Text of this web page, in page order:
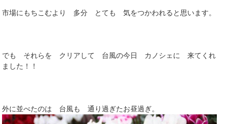
市場にもちこむより 多分 とても 気をつかわれると思います。
でも それらを クリアして 台風の今日 カノシェに 来てくれ
ました！！
外に並べたのは 台風も 通り過ぎたお昼過ぎ。